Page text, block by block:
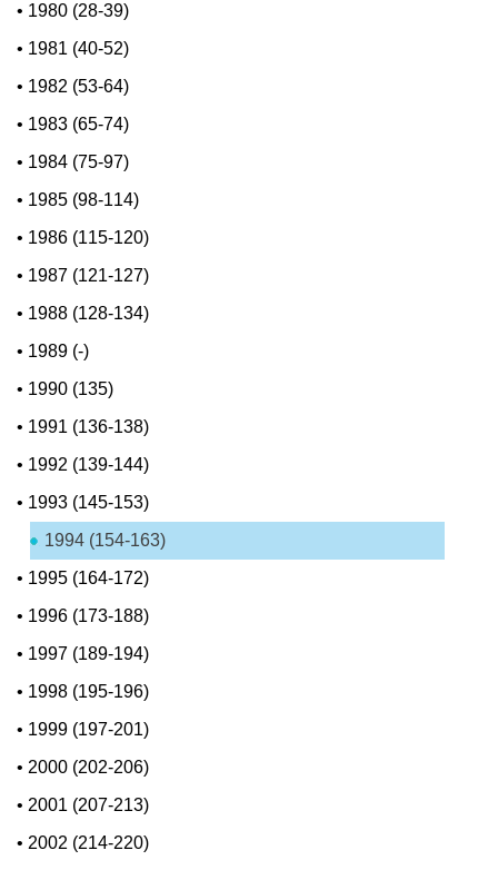
• 1980 (28-39)
• 1981 (40-52)
• 1982 (53-64)
• 1983 (65-74)
• 1984 (75-97)
• 1985 (98-114)
• 1986 (115-120)
• 1987 (121-127)
• 1988 (128-134)
• 1989 (-)
• 1990 (135)
• 1991 (136-138)
• 1992 (139-144)
• 1993 (145-153)
1994 (154-163)
• 1995 (164-172)
• 1996 (173-188)
• 1997 (189-194)
• 1998 (195-196)
• 1999 (197-201)
• 2000 (202-206)
• 2001 (207-213)
• 2002 (214-220)